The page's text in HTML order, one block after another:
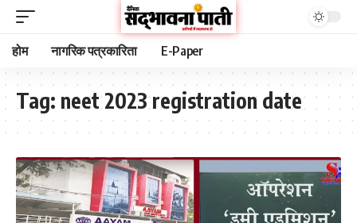
होम नागरिक पत्रकारिता E-Paper
Tag: neet 2023 registration date